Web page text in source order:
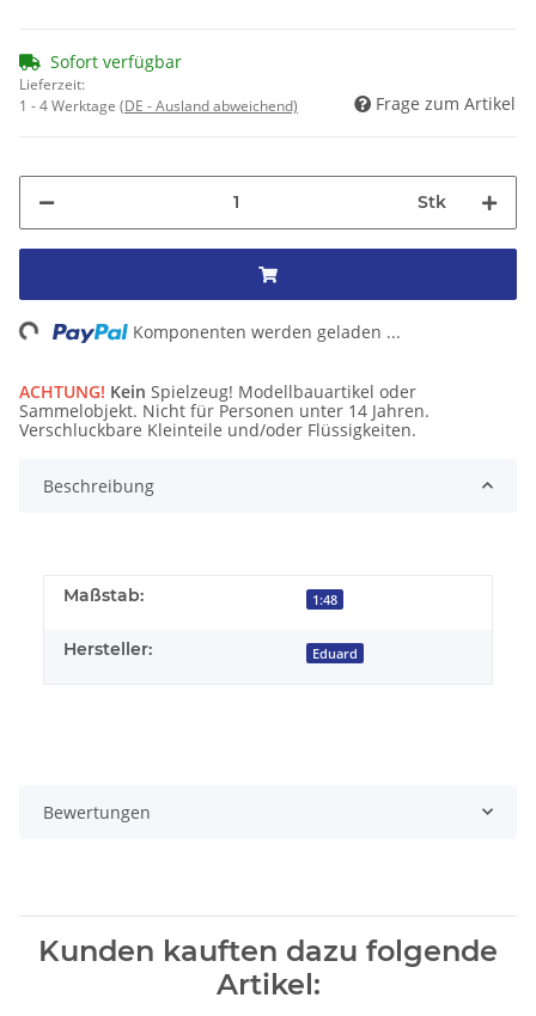
Sofort verfügbar
Lieferzeit:
1 - 4 Werktage (DE - Ausland abweichend) Frage zum Artikel
Stk
Komponenten werden geladen ...
ACHTUNG! Kein Spielzeug! Modellbauartikel oder
Sammelobjekt. Nicht für Personen unter 14 Jahren.
Verschluckbare Kleinteile und/oder Flüssigkeiten.
Beschreibung
Maßstab: 1:48
Hersteller: Eduard
Bewertungen
Kunden kauften dazu folgende
Artikel: